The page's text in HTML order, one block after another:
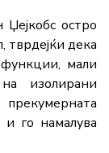
остро
тврдејќи дека
мали
изолирани
и го намалува